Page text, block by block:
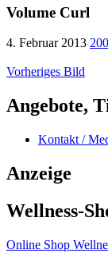
Volume Curl
4. Februar 2013
Vorheriges Bild
Angebote,
Kontakt /
Anzeige
Wellness-
Online Shop